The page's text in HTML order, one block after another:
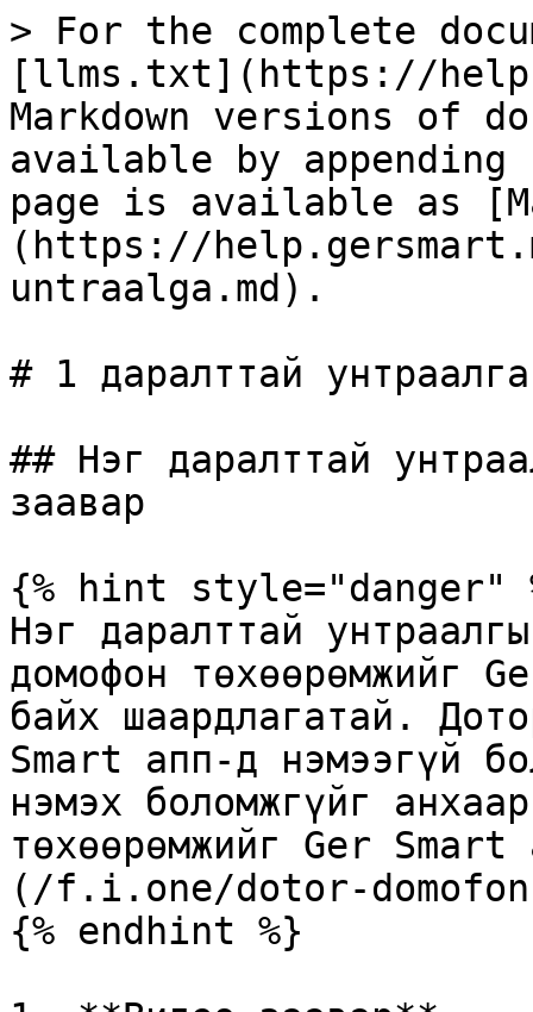
> For the complete
[llms.txt](https://
Markdown versions of
available by
page is available as
(https://
untraalga.md).
# 1 даралттай унтраалга
## Нэг даралттай
заавар
{% hint style="danger"
Нэг даралттай
домофон төхөөрөмжийг
байх шаардлагатай.
Smart апп-д нэмээгүй
нэмэх боломжгүйг
төхөөрөмжийг Ger
(/f.i.one/dotor-
{% endhint %}